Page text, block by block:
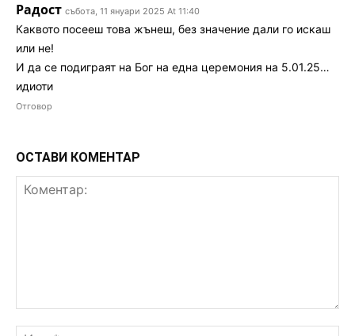
Радост събота, 11 януари 2025 At 11:40
Каквото посееш това жънеш, без значение дали го искаш
или не!
И да се подиграят на Бог на една церемония на 5.01.25…
идиоти
Отговор
ОСТАВИ КОМЕНТАР